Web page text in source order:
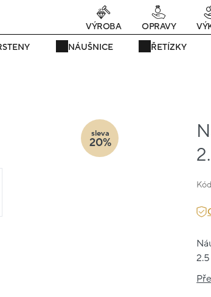
teď! - 20 % na vše! Kód: SRPEN20 22 dní
NÁUŠNICE ŘETÍZKY
VÝROBA OPRAVY
sleva
20%
2.5